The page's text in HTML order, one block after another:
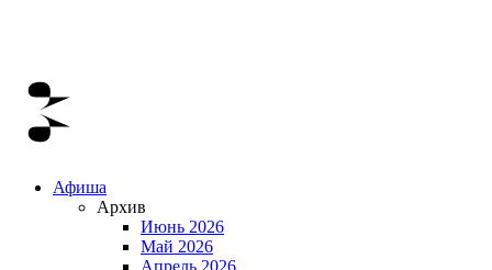
Афиша
Архив
Июнь 2026
Май 2026
Апрель 2026